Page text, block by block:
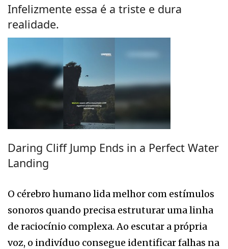
Infelizmente essa é a triste e dura
realidade.
Daring Cliff Jump Ends in a Perfect Water
Landing
O cérebro humano lida melhor com estímulos
sonoros quando precisa estruturar uma linha
de raciocínio complexa. Ao escutar a própria
voz, o indivíduo consegue identificar falhas na